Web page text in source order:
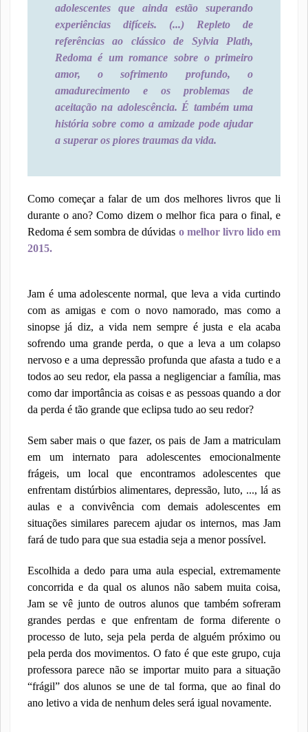
adolescentes que ainda estão superando
experiências difíceis. (...) Repleto de
referências ao clássico de Sylvia Plath,
Redoma é um romance sobre o primeiro
amor, o sofrimento profundo, o
amadurecimento e os problemas de
aceitação na adolescência. É também uma
história sobre como a amizade pode ajudar
a superar os piores traumas da vida.
Como começar a falar de um dos melhores livros que li
durante o ano? Como dizem o melhor fica para o final, e
Redoma é sem sombra de dúvidas o melhor livro lido em
2015.
Jam é uma adolescente normal, que leva a vida curtindo
com as amigas e com o novo namorado, mas como a
sinopse já diz, a vida nem sempre é justa e ela acaba
sofrendo uma grande perda, o que a leva a um colapso
nervoso e a uma depressão profunda que afasta a tudo e a
todos ao seu redor, ela passa a negligenciar a família, mas
como dar importância as coisas e as pessoas quando a dor
da perda é tão grande que eclipsa tudo ao seu redor?
Sem saber mais o que fazer, os pais de Jam a matriculam
em um internato para adolescentes emocionalmente
frágeis, um local que encontramos adolescentes que
enfrentam distúrbios alimentares, depressão, luto, ..., lá as
aulas e a convivência com demais adolescentes em
situações similares parecem ajudar os internos, mas Jam
fará de tudo para que sua estadia seja a menor possível.
Escolhida a dedo para uma aula especial, extremamente
concorrida e da qual os alunos não sabem muita coisa,
Jam se vê junto de outros alunos que também sofreram
grandes perdas e que enfrentam de forma diferente o
processo de luto, seja pela perda de alguém próximo ou
pela perda dos movimentos. O fato é que este grupo, cuja
professora parece não se importar muito para a situação
“frágil” dos alunos se une de tal forma, que ao final do
ano letivo a vida de nenhum deles será igual novamente.